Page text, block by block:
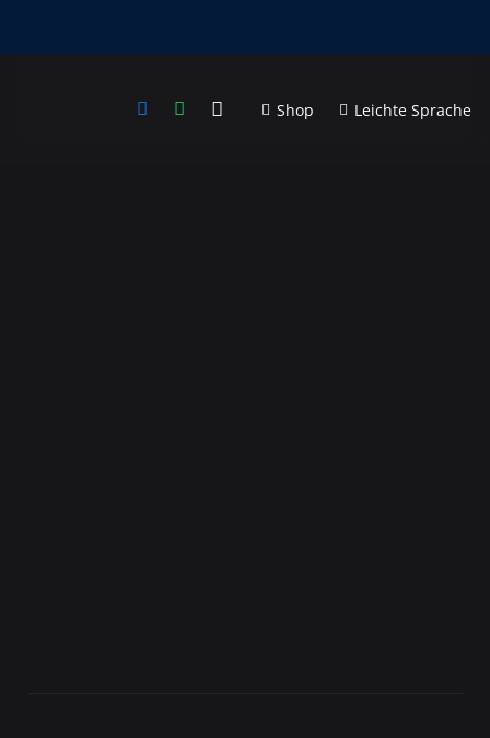
Shop Leichte Sprache